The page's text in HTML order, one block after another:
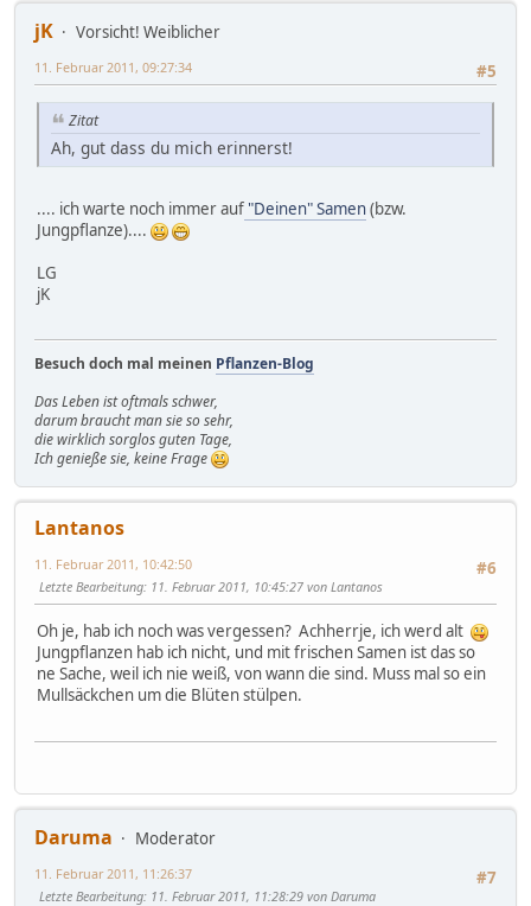
jK
Vorsicht! Weiblicher
#5
11. Februar 2011, 09:27:34
Zitat
Ah, gut dass du mich erinnerst!
.... ich warte noch immer auf "Deinen" Samen(bzw.
Jungpflanze)....
LG
jK
Besuch doch mal meinen Pflanzen-Blog
Das Leben ist oftmals schwer,
darum braucht man sie so sehr,
die wirklich sorglos guten Tage,
Ich genieße sie, keine Frage
Lantanos
#6
11. Februar 2011, 10:42:50
Letzte Bearbeitung: 11. Februar 2011, 10:45:27 von Lantanos
Oh je, hab ich noch was vergessen? Achherrje, ich werd alt
Jungpflanzen hab ich nicht, und mit frischen Samen ist das so
ne Sache, weil ich nie weiß, von wann die sind. Muss mal so ein
Mullsäckchen um die Blüten stülpen.
Daruma
Moderator
#7
11. Februar 2011, 11:26:37
Letzte Bearbeitung: 11. Februar 2011, 11:28:29 von Daruma